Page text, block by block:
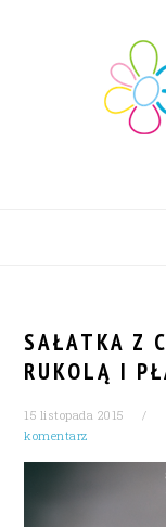
SAŁATKA Z
RUKOLĄ I
15 listopada 2015
komentarz